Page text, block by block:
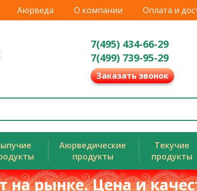
Аюрведа О компании Оплата и
7(495) 434-66-29
7(499) 739-95-29
Заказать звонок
Аюрведические
продукты
Текучие
продукты
на рынке. Цена и